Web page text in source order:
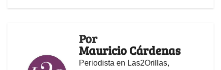
Por
Mauricio Cárdenas
Periodista en Las2Orillas,